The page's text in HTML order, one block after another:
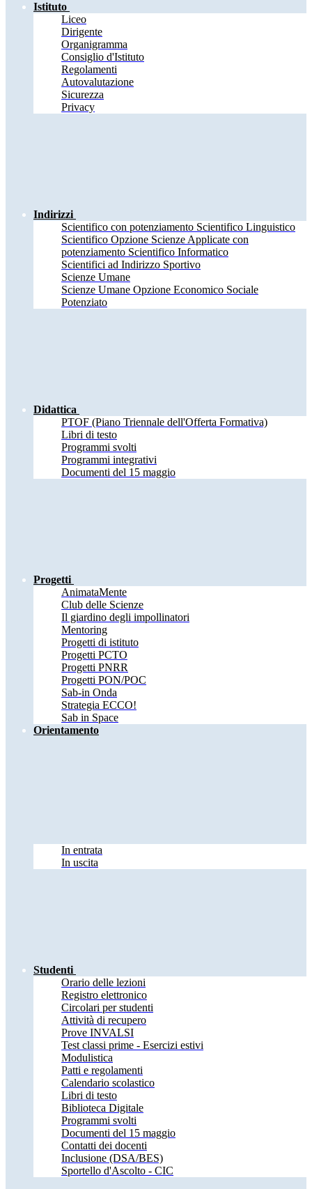
Istituto
Liceo
Dirigente
Organigramma
Consiglio d'Istituto
Regolamenti
Autovalutazione
Sicurezza
Privacy
Indirizzi
Scientifico con potenziamento Scientifico Linguistico
Scientifico Opzione Scienze Applicate con
potenziamento Scientifico Informatico
Scientifici ad Indirizzo Sportivo
Scienze Umane
Scienze Umane Opzione Economico Sociale
Potenziato
Didattica
PTOF (Piano Triennale dell'Offerta Formativa)
Libri di testo
Programmi svolti
Programmi integrativi
Documenti del 15 maggio
Progetti
AnimataMente
Club delle Scienze
Il giardino degli impollinatori
Mentoring
Progetti di istituto
Progetti PCTO
Progetti PNRR
Progetti PON/POC
Sab-in Onda
Strategia ECCO!
Sab in Space
Orientamento
In entrata
In uscita
Studenti
Orario delle lezioni
Registro elettronico
Circolari per studenti
Attività di recupero
Prove INVALSI
Test classi prime - Esercizi estivi
Modulistica
Patti e regolamenti
Calendario scolastico
Libri di testo
Biblioteca Digitale
Programmi svolti
Documenti del 15 maggio
Contatti dei docenti
Inclusione (DSA/BES)
Sportello d'Ascolto - CIC